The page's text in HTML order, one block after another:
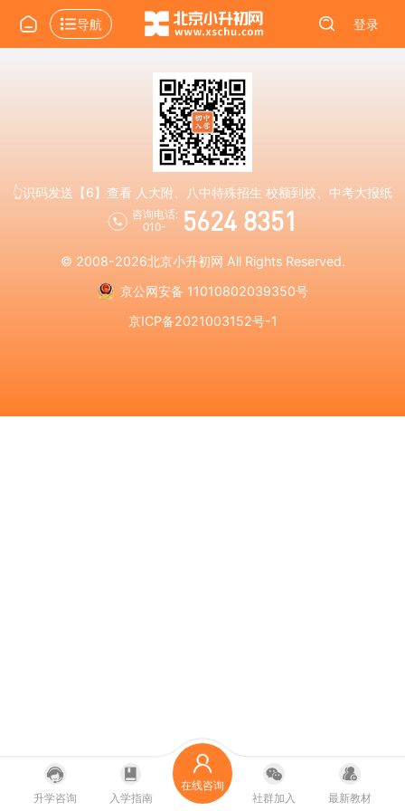
导航 登录
👆识码发送【6】查看 人大附、八中特殊招生 校额到校、中考大报纸
咨询电话:
010-
5624 8351
© 2008-2026北京小升初网 All Rights Reserved.
京公网安备 11010802039350号
京ICP备2021003152号-1
升学咨询 入学指南
在线咨询
社群加入
最新教材